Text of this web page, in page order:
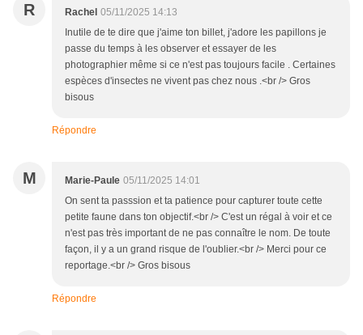
R Rachel 05/11/2025 14:13
Inutile de te dire que j'aime ton billet, j'adore les papillons je
passe du temps à les observer et essayer de les
photographier même si ce n'est pas toujours facile . Certaines
espèces d'insectes ne vivent pas chez nous .<br /> Gros
bisous
Répondre
M Marie-Paule 05/11/2025 14:01
On sent ta passsion et ta patience pour capturer toute cette
petite faune dans ton objectif.<br /> C'est un régal à voir et ce
n'est pas très important de ne pas connaître le nom. De toute
façon, il y a un grand risque de l'oublier.<br /> Merci pour ce
reportage.<br /> Gros bisous
Répondre